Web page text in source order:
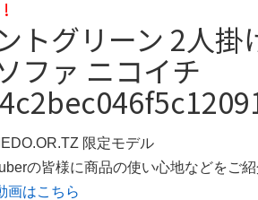
!
トグリーン 2人掛
ファ ニコイチ
限定モデル
の皆様に商品の使い心地などをご
画はこちら